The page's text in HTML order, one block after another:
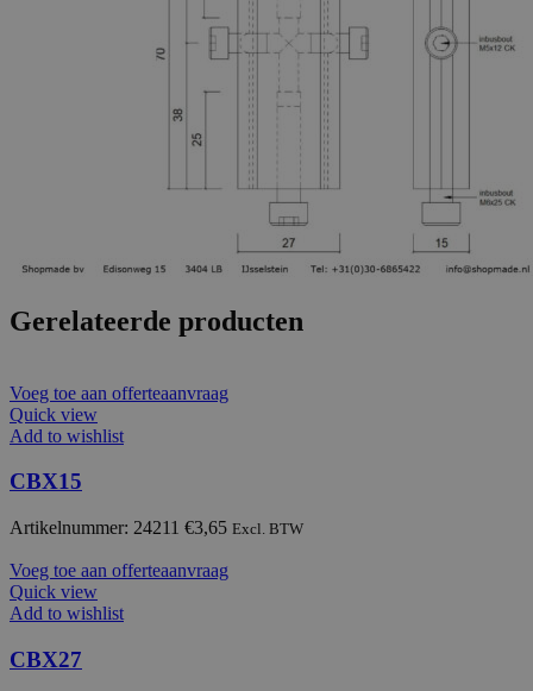
Gerelateerde producten
Voeg toe aan offerteaanvraag
Quick view
Add to wishlist
CBX15
Artikelnummer: 24211 €3,65 Excl. BTW
Voeg toe aan offerteaanvraag
Quick view
Add to wishlist
CBX27